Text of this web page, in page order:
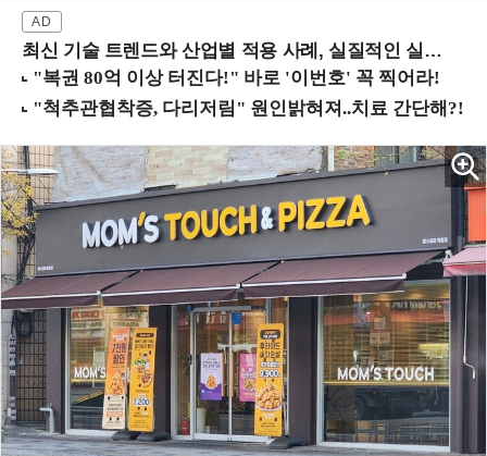
최신 기술 트렌드와 산업별 적용 사례, 실질적인 실행 전략을 공유 (9/18 양재역)